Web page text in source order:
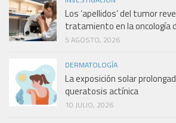
Los ‘apellidos’ del tumor
tratamiento en la oncología
5 AGOSTO, 2026
DERMATOLOGÍA
La exposición solar
queratosis actínica
10 JULIO, 2026